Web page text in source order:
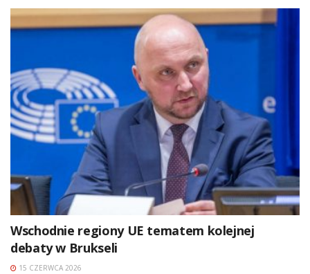
Wschodnie regiony UE tematem kolejnej
debaty w Brukseli
15 CZERWCA 2026